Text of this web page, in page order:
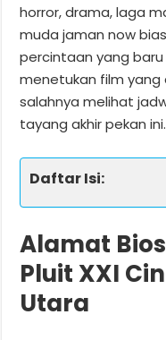
horror, drama, laga
muda jaman now
percintaan yang baru
menetukan film
salahnya melihat
tayang akhir pekan ini.
Daftar Isi:
Alamat
Pluit XXI
Utara